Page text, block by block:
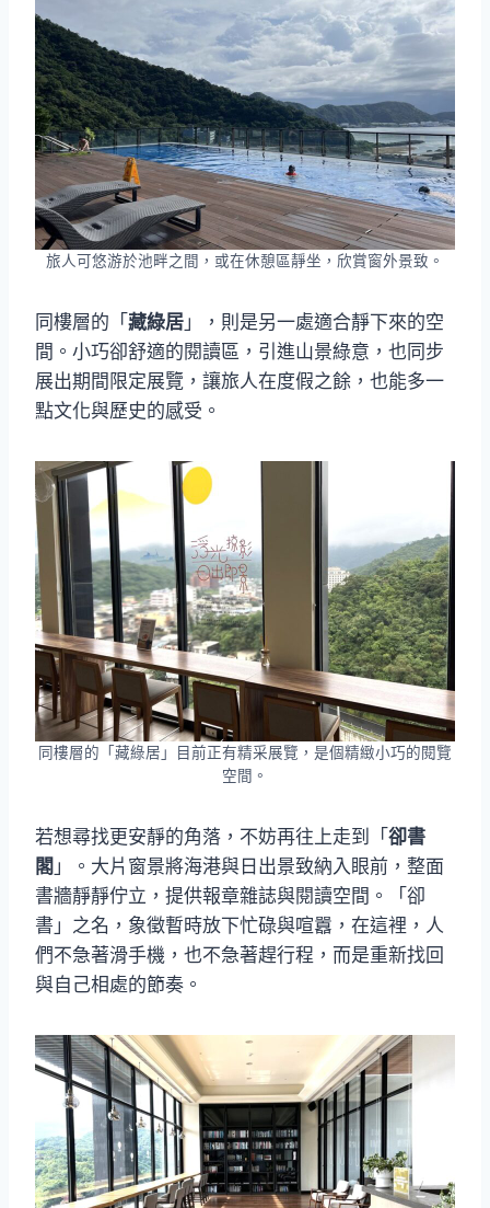
旅人可悠游於池畔之間，或在休憩區靜坐，欣賞窗外景致。
同樓層的「藏綠居 」，則是另一處適合靜下來的空
間。小巧卻舒適的閱讀區，引進山景綠意，也同步
展出期間限定展覽，讓旅人在度假之餘，也能多一
點文化與歷史的感受。
同樓層的「藏綠居」目前正有精采展覽，是個精緻小巧的閱覽
空間。
若想尋找更安靜的角落，不妨再往上走到「卻書
閣 」。大片窗景將海港與日出景致納入眼前，整面
書牆靜靜佇立，提供報章雜誌與閱讀空間。「卻
書」之名，象徵暫時放下忙碌與喧囂，在這裡，人
們不急著滑手機，也不急著趕行程，而是重新找回
與自己相處的節奏。